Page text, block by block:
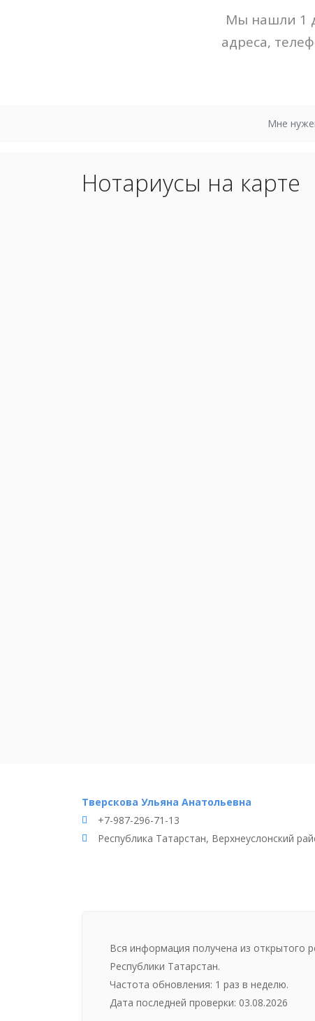
Мы нашли 1
адреса,
Мне
Нотариусы на карте
Тверскова Ульяна Анатольевна
+7-987-296-71-13
Республика Татарстан, Верхнеуслонский
Вся информация получена из открытого
Республики Татарстан.
Частота обновления: 1 раз в неделю.
Дата последней проверки: 03.08.2026